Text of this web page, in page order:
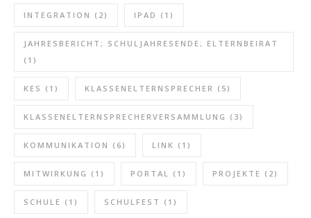
INTEGRATION (2) IPAD (1)
JAHRESBERICHT; SCHULJAHRESENDE; ELTERNBEIRAT
(1)
KES (1) KLASSENELTERNSPRECHER (5)
KLASSENELTERNSPRECHERVERSAMMLUNG (3)
KOMMUNIKATION (6) LINK (1)
MITWIRKUNG (1) PORTAL (1) PROJEKTE (2)
SCHULE (1) SCHULFEST (1)